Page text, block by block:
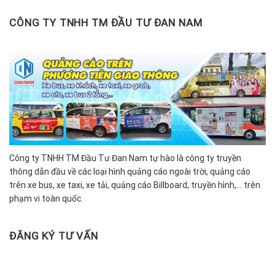
CÔNG TY TNHH TM ĐẦU TƯ ĐAN NAM
Công ty TNHH TM Đầu Tư Đan Nam tự hào là công ty truyền
thông dẫn đầu về các loại hình quảng cáo ngoài trời, quảng cáo
trên xe bus, xe taxi, xe tải, quảng cáo Billboard, truyền hình,… trên
phạm vi toàn quốc.
ĐĂNG KÝ TƯ VẤN